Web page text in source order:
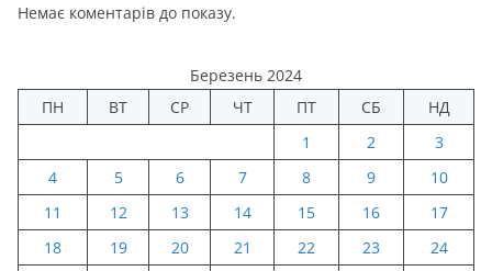
Немає коментарів до показу.
Березень 2024
ПН
ВТ СР ЧТ ПТ СБ
НД
1
2
3
4
5 6 7 8 9
10
11
12 13 14 15 16
17
18
19 20 21 22 23 24